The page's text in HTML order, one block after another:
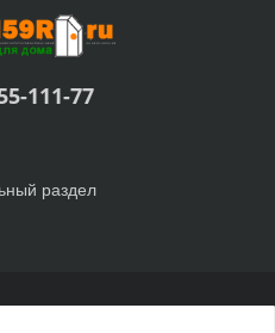
111-77
раздел
для дома, 2010 - 2026